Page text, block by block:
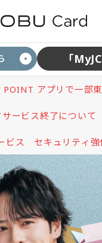
「
POINT アプリで一部
ービス終了について
ビス セキュリティ強
再設定のお願い（